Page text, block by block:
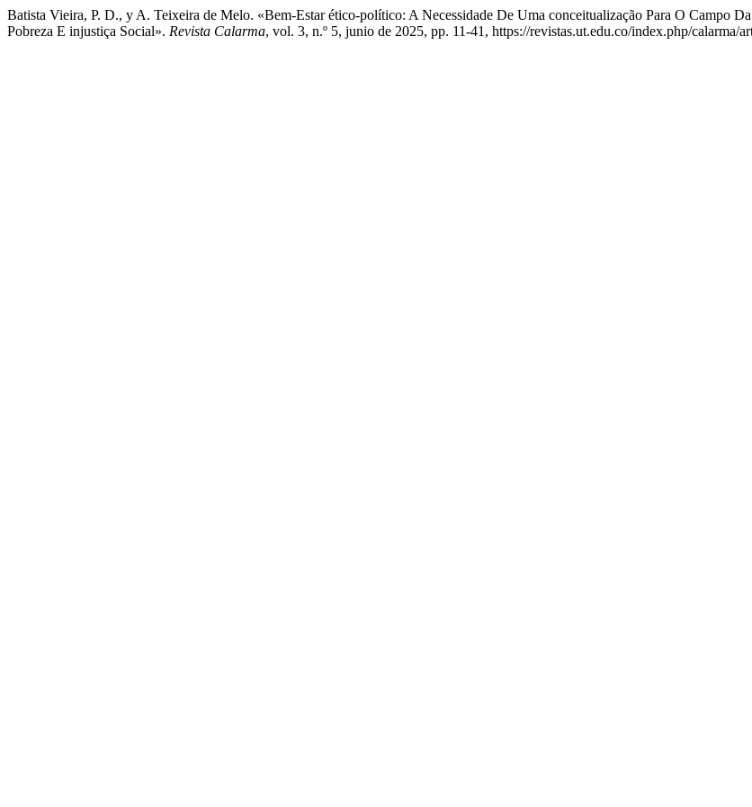
Batista Vieira, P. D., y A. Teixeira de Melo. «Bem-Estar ético-político: A Necessidade De Uma conceitualização Para O Campo
Pobreza E injustiça Social». Revista Calarma, vol. 3, n.º 5, junio de 2025, pp. 11-41, https://revistas.ut.edu.co/index.php/calarma/